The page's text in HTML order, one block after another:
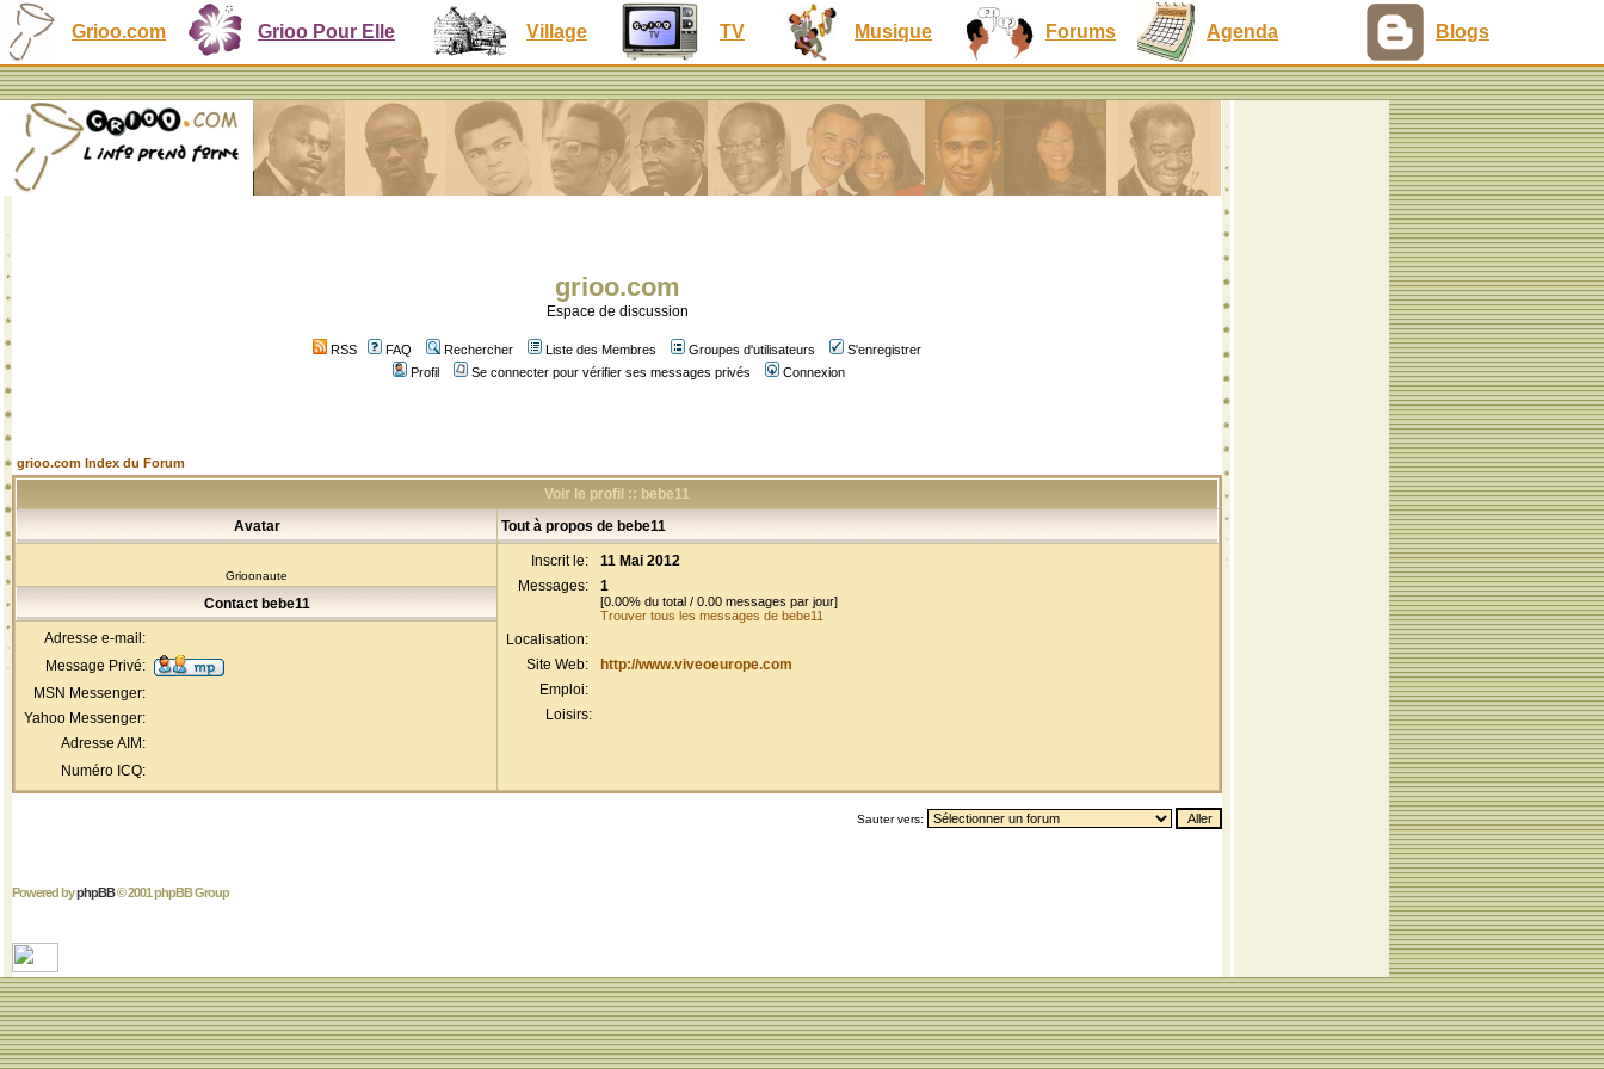
Grioo.com Grioo Pour Elle Village TV Musique Forums Agenda Blogs
grioo.com
Espace de discussion
RSS FAQ Rechercher Liste des Membres Groupes d'utilisateurs
S'enregistrer
Profil
Se connecter pour vérifier ses messages privés Connexion
grioo.com Index du Forum
Voir le profil :: bebe11
Avatar
Tout à propos de bebe11
Grioonaute
Inscrit le:
11 Mai 2012
Messages:
1
[0.00% du total / 0.00 messages par jour]
Trouver tous les messages de bebe11
Localisation:
Site Web:
http://www.viveoeurope.com
Emploi:
Loisirs:
Contact bebe11
Adresse e-mail:
Message Privé:
MSN Messenger:
Yahoo Messenger:
Adresse AIM:
Numéro ICQ:
Sauter vers:
Powered byphpBB© 2001 phpBB Group